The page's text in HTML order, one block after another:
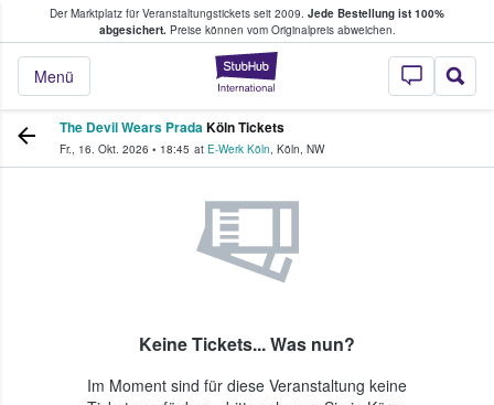
Der Marktplatz für Veranstaltungstickets seit 2009. Jede Bestellung ist 100%
abgesichert.Preise können vom Originalpreis abweichen.
StubHub - Wo
Menü
Tickets kaufen & verkaufen
The Devil Wears PradaKöln Tickets
Fr., 16. Okt. 2026 • 18:45 at E-Werk Köln, Köln, NW
Keine Tickets... Was nun?
Im Moment sind für diese Veranstaltung keine